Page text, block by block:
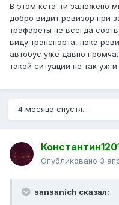
В этом кста-ти заложено
добро видит ревизор при
трафареты не всегда
виду транспорта, пока
автобус уже давно
такой ситуации не так уж и
4 месяца спустя...
Опубликовано 3
sansanich сказал: